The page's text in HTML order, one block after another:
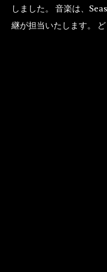
しました。 音楽は、
継が担当いたします。